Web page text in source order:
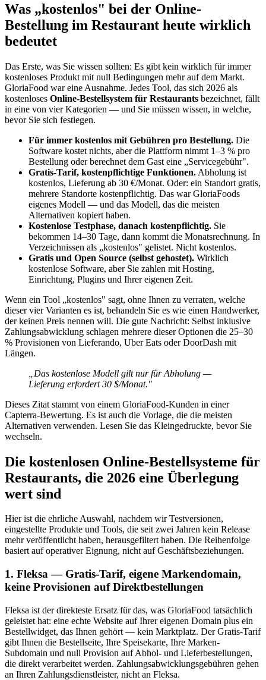
Was „kostenlos" bei der Online-
Bestellung im Restaurant heute wirklich
bedeutet
Das Erste, was Sie wissen sollten: Es gibt kein wirklich für immer
kostenloses Produkt mit null Bedingungen mehr auf dem Markt.
GloriaFood war eine Ausnahme. Jedes Tool, das sich 2026 als
kostenloses Online-Bestellsystem für Restaurants bezeichnet, fällt
in eine von vier Kategorien — und Sie müssen wissen, in welche,
bevor Sie sich festlegen.
Für immer kostenlos mit Gebühren pro Bestellung. Die
Software kostet nichts, aber die Plattform nimmt 1–3 % pro
Bestellung oder berechnet dem Gast eine „Servicegebühr".
Gratis-Tarif, kostenpflichtige Funktionen. Abholung ist
kostenlos, Lieferung ab 30 €/Monat. Oder: ein Standort gratis,
mehrere Standorte kostenpflichtig. Das war GloriaFoods
eigenes Modell — und das Modell, das die meisten
Alternativen kopiert haben.
Kostenlose Testphase, danach kostenpflichtig. Sie
bekommen 14–30 Tage, dann kommt die Monatsrechnung. In
Verzeichnissen als „kostenlos" gelistet. Nicht kostenlos.
Gratis und Open Source (selbst gehostet). Wirklich
kostenlose Software, aber Sie zahlen mit Hosting,
Einrichtung, Plugins und Ihrer eigenen Zeit.
Wenn ein Tool „kostenlos" sagt, ohne Ihnen zu verraten, welche
dieser vier Varianten es ist, behandeln Sie es wie einen Handwerker,
der keinen Preis nennen will. Die gute Nachricht: Selbst inklusive
Zahlungsabwicklung schlagen mehrere dieser Optionen die 25–30
% Provisionen von Lieferando, Uber Eats oder DoorDash mit
Längen.
„Das kostenlose Modell gilt nur für Abholung —
Lieferung erfordert 30 $/Monat."
Dieses Zitat stammt von einem GloriaFood-Kunden in einer
Capterra-Bewertung. Es ist auch die Vorlage, die die meisten
Alternativen verwenden. Lesen Sie das Kleingedruckte, bevor Sie
wechseln.
Die kostenlosen Online-Bestellsysteme für
Restaurants, die 2026 eine Überlegung
wert sind
Hier ist die ehrliche Auswahl, nachdem wir Testversionen,
eingestellte Produkte und Tools, die seit zwei Jahren kein Release
mehr veröffentlicht haben, herausgefiltert haben. Die Reihenfolge
basiert auf operativer Eignung, nicht auf Geschäftsbeziehungen.
1. Fleksa — Gratis-Tarif, eigene Markendomain,
keine Provisionen auf Direktbestellungen
Fleksa ist der direkteste Ersatz für das, was GloriaFood tatsächlich
geleistet hat: eine echte Website auf Ihrer eigenen Domain plus ein
Bestellwidget, das Ihnen gehört — kein Marktplatz. Der Gratis-Tarif
gibt Ihnen die Bestellseite, Ihre Speisekarte, Ihre Marken-
Subdomain und null Provision auf Abhol- und Lieferbestellungen,
die direkt verarbeitet werden. Zahlungsabwicklungsgebühren gehen
an Ihren Zahlungsdienstleister, nicht an Fleksa.